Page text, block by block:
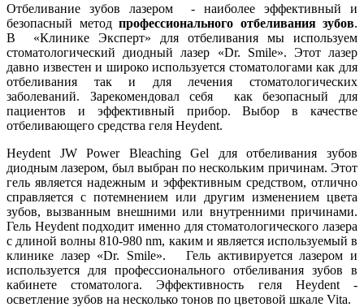
Отбеливание зубов лазером - наиболее эффективный и
безопасный метод профессионального отбеливания зубов.
В «Клинике Эксперт» для отбеливания мы используем
стоматологический диодный лазер «Dr. Smile». Этот лазер
давно известен и широко используется стоматологами как для
отбеливания так и для лечения стоматологических
заболеваний. Зарекомендовал себя как безопасный для
пациентов и эффективный прибор. Выбор в качестве
отбеливающего средства геля Heydent.
Heydent JW Power Bleaching Gel для отбеливания зубов
диодным лазером, был выбран по нескольким причинам. Этот
гель является надежным и эффективным средством, отлично
справляется с потемнением или другим изменением цвета
зубов, вызванным внешними или внутренними причинами.
Гель Heydent подходит именно для стоматологического лазера
с длиной волны 810-980 nm, каким и является используемый в
клинике лазер «Dr. Smile». Гель активируется лазером и
используется для профессионального отбеливания зубов в
кабинете стоматолога. Эффективность геля Heydent -
осветление зубов на несколько тонов по цветовой шкале Vita.